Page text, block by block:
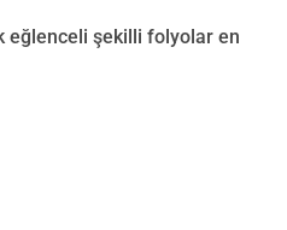
eğlenceli şekilli folyolar en